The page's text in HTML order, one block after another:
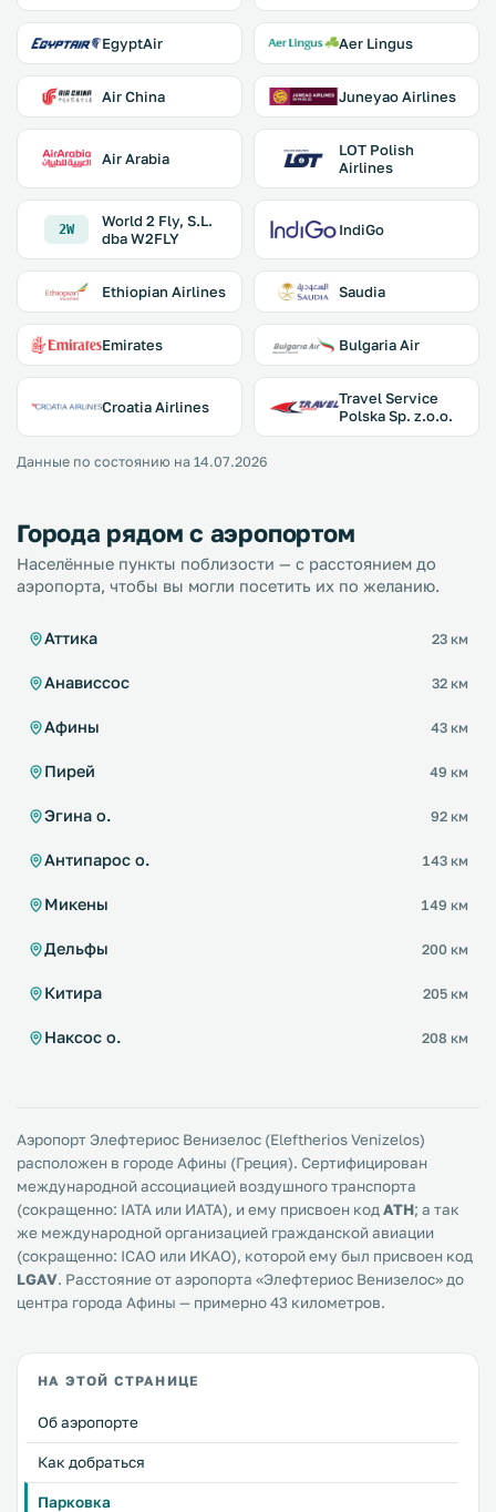
EgyptAir Aer Lingus
Air China Juneyao Airlines
Air Arabia
LOT Polish
Airlines
2W
World 2 Fly, S.L.
dba W2FLY
IndiGo
Ethiopian Airlines Saudia
Emirates Bulgaria Air
Croatia Airlines
Travel Service
Polska Sp. z.o.o.
Данные по состоянию на 14.07.2026
Города рядом с аэропортом
Населённые пункты поблизости — с расстоянием до
аэропорта, чтобы вы могли посетить их по желанию.
Аттика 23 км
Анависсос 32 км
Афины 43 км
Пирей 49 км
Эгина о. 92 км
Антипарос о. 143 км
Микены 149 км
Дельфы 200 км
Китира 205 км
Наксос о. 208 км
Аэропорт Элефтериос Венизелос (Eleftherios Venizelos)
расположен в городе Афины (Греция). Сертифицирован
международной ассоциацией воздушного транспорта
(сокращенно: IATA или ИАТА), и ему присвоен код ATH; а так
же международной организацией гражданской авиации
(сокращенно: ICAO или ИКАО), которой ему был присвоен код
LGAV. Расстояние от аэропорта «Элефтериос Венизелос» до
центра города Афины — примерно 43 километров.
НА ЭТОЙ СТРАНИЦЕ
Об аэропорте
Как добраться
Парковка